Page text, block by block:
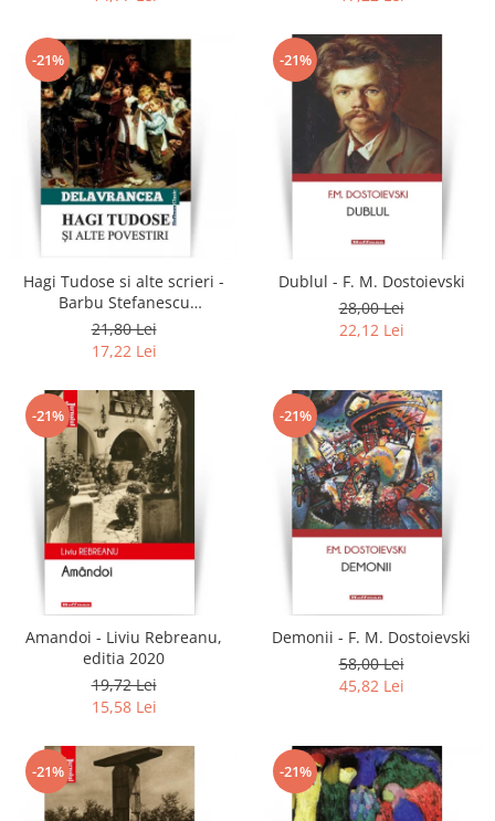
-21%
Hagi Tudose si alte scrieri -
Barbu Stefanescu
Delavrancea
21,80 Lei
17,22 Lei
-21%
Dublul - F. M. Dostoievski
28,00 Lei
22,12 Lei
-21%
Amandoi - Liviu Rebreanu,
editia 2020
19,72 Lei
15,58 Lei
-21%
Demonii - F. M. Dostoievski
58,00 Lei
45,82 Lei
-21% -21%